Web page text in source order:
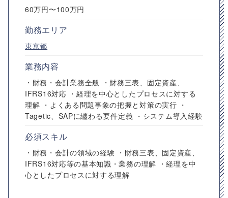
60万円〜100万円
勤務エリア
東京都
業務内容
・財務・会計業務全般 ・財務三表、固定資産、
IFRS16対応 ・経理を中心としたプロセスに対する
理解 ・よくある問題事象の把握と対策の実行 ・
Tagetic、SAPに纏わる要件定義 ・システム導入経験
必須スキル
・財務・会計の領域の経験 ・財務三表、固定資産、
IFRS16対応等の基本知識・業務の理解 ・経理を中
心としたプロセスに対する理解